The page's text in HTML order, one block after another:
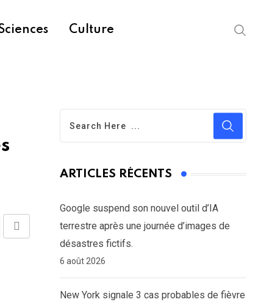
Culture
Print
ARTICLES RÉCENTS
Google suspend son nouvel outil d’IA
terrestre après une journée d’images de
désastres fictifs.
6 août 2026
New York signale 3 cas probables de fièvre